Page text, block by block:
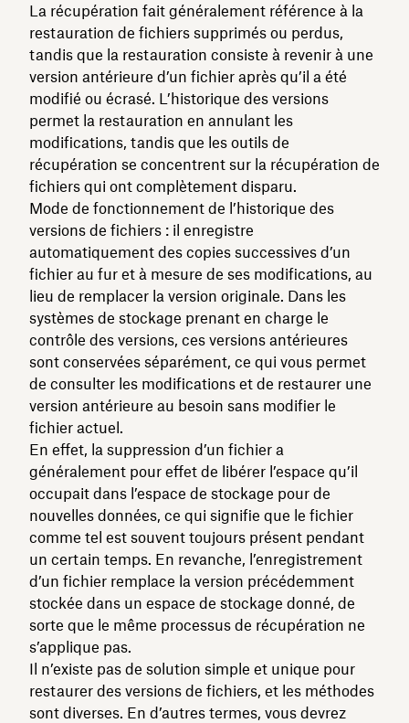
La récupération fait généralement référence à la
restauration de fichiers supprimés ou perdus,
tandis que la restauration consiste à revenir à une
version antérieure d’un fichier après qu’il a été
modifié ou écrasé. L’historique des versions
permet la restauration en annulant les
modifications, tandis que les outils de
récupération se concentrent sur la récupération de
fichiers qui ont complètement disparu.
Mode de fonctionnement de l’historique des
versions de fichiers : il enregistre
automatiquement des copies successives d’un
fichier au fur et à mesure de ses modifications, au
lieu de remplacer la version originale. Dans les
systèmes de stockage prenant en charge le
contrôle des versions, ces versions antérieures
sont conservées séparément, ce qui vous permet
de consulter les modifications et de restaurer une
version antérieure au besoin sans modifier le
fichier actuel.
En effet, la suppression d’un fichier a
généralement pour effet de libérer l’espace qu’il
occupait dans l’espace de stockage pour de
nouvelles données, ce qui signifie que le fichier
comme tel est souvent toujours présent pendant
un certain temps. En revanche, l’enregistrement
d’un fichier remplace la version précédemment
stockée dans un espace de stockage donné, de
sorte que le même processus de récupération ne
s’applique pas.
Il n’existe pas de solution simple et unique pour
restaurer des versions de fichiers, et les méthodes
sont diverses. En d’autres termes, vous devrez